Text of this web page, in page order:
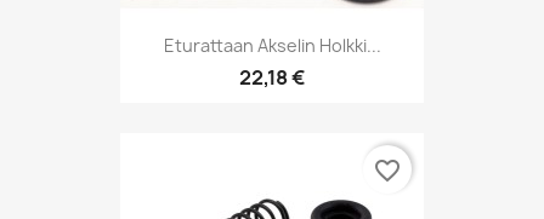
Eturattaan Akselin Holkki...
22,18 €
favorite_border